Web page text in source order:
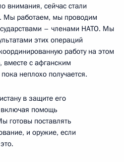
внимания, сейчас стали
Мы работаем, мы проводим
– членами НАТО. Мы
этих операций
работу на этом
вместе с афганским
неплохо получается.
в защите его
помощь
готовы поставлять
и оружие, если